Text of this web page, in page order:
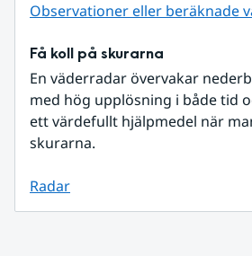
Observationer eller beräknade
Få koll på skurarna
En väderradar övervakar
med hög upplösning i både tid
ett värdefullt hjälpmedel när
skurarna.
Radar